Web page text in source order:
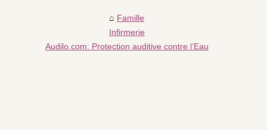
Famille
Infirmerie
Audilo.com: Protection auditive contre l’Eau